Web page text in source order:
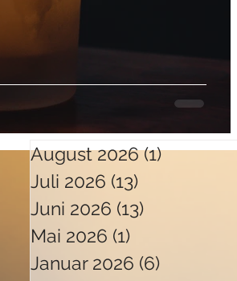
August 2026 (1)1 Beitrag
Juli 2026 (13)
Juni 2026 (13)
Mai 2026 (1)
Januar 2026 (6)